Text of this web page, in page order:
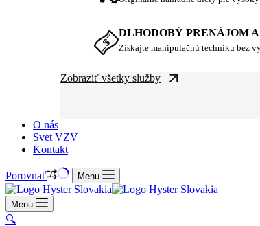
DLHODOBÝ PRENÁJOM
Získajte manipulačnú techniku bez
Zobraziť všetky služby
O nás
Svet VZV
Kontakt
Porovnať Menu
Menu
🔍